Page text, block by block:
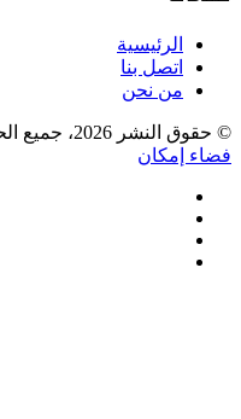
الرئيسية
اتصل بنا
من نحن
© حقوق النشر 2026، جميع الحقوق محفوظة |
فضاء إمكان